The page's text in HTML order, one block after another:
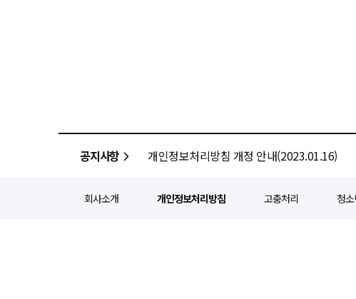
공지사항 개인정보처리방침 개정 안내(2023.01.16)
회사소개 개인정보처리방침 고충처리 청